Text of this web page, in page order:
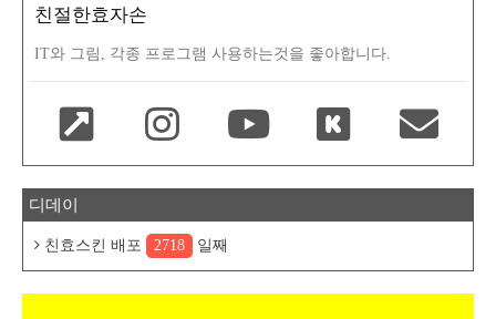
친절한효자손
IT와 그림, 각종 프로그램 사용하는것을 좋아합니다.
디데이
친효스킨 배포 2718 일째